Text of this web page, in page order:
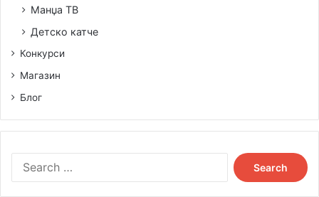
Манџа ТВ
Детско катче
Конкурси
Магазин
Блог
Search
for: